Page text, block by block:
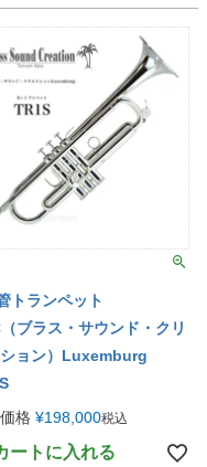
トランペット
ブラス・サウンド・クリ
ョン）Luxemburg
格 ¥198,000税込
ートに入れる